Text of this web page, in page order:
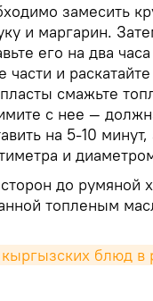
замесить
и маргарин.
его на два
части и
смажьте
с нее —
на 5-10 минут,
и
до румяной
топленым
блюд в